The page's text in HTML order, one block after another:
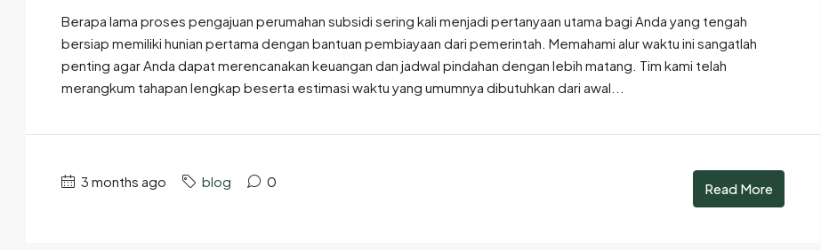
Berapa lama proses pengajuan perumahan subsidi sering kali menjadi pertanyaan utama bagi Anda yang tengah
bersiap memiliki hunian pertama dengan bantuan pembiayaan dari pemerintah. Memahami alur waktu ini sangatlah
penting agar Anda dapat merencanakan keuangan dan jadwal pindahan dengan lebih matang. Tim kami telah
merangkum tahapan lengkap beserta estimasi waktu yang umumnya dibutuhkan dari awal...
3 months ago blog 0 Read More